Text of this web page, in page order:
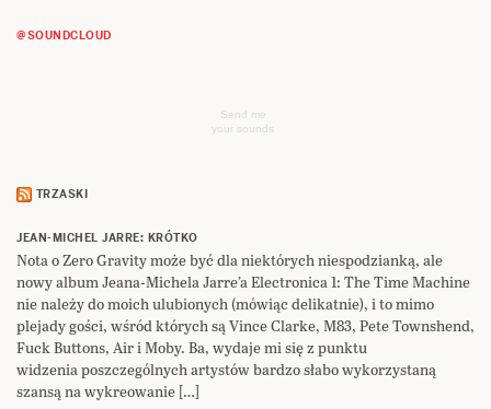
@SOUNDCLOUD
Send me
your sounds
TRZASKI
JEAN-MICHEL JARRE: KRÓTKO
Nota o Zero Gravity może być dla niektórych niespodzianką, ale
nowy album Jeana-Michela Jarre’a Electronica 1: The Time Machine
nie należy do moich ulubionych (mówiąc delikatnie), i to mimo
plejady gości, wśród których są Vince Clarke, M83, Pete Townshend,
Fuck Buttons, Air i Moby. Ba, wydaje mi się z punktu
widzenia poszczególnych artystów bardzo słabo wykorzystaną
szansą na wykreowanie […]